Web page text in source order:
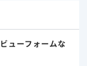
ております。
表示されない場合が
ューフォームな